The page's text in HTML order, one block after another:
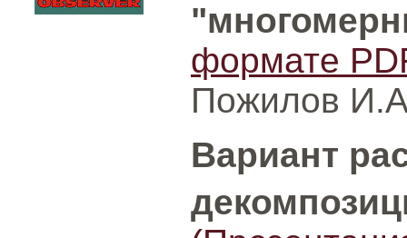
формате
Пожилов
Вариант